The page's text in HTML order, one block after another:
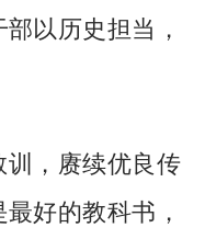
以历史担当，
，赓续优良传
好的教科书，